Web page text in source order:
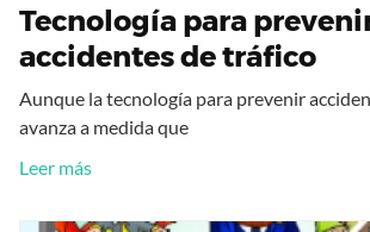
Tecnología para
accidentes de tráfico
Aunque la tecnología para prevenir
avanza a medida que
Leer más